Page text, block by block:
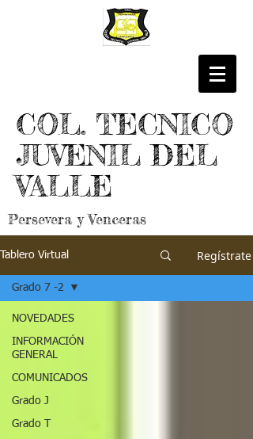
COL. TECNICO
JUVENIL DEL
VALLE
Persevera y Venceras
Tablero Virtual Regístrate
NOVEDADES
INFORMACIÓN
GENERAL
COMUNICADOS
Grado J
Grado T
Grado 7 -2